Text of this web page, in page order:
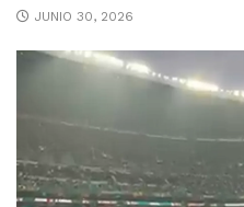
JUNIO 30, 2026